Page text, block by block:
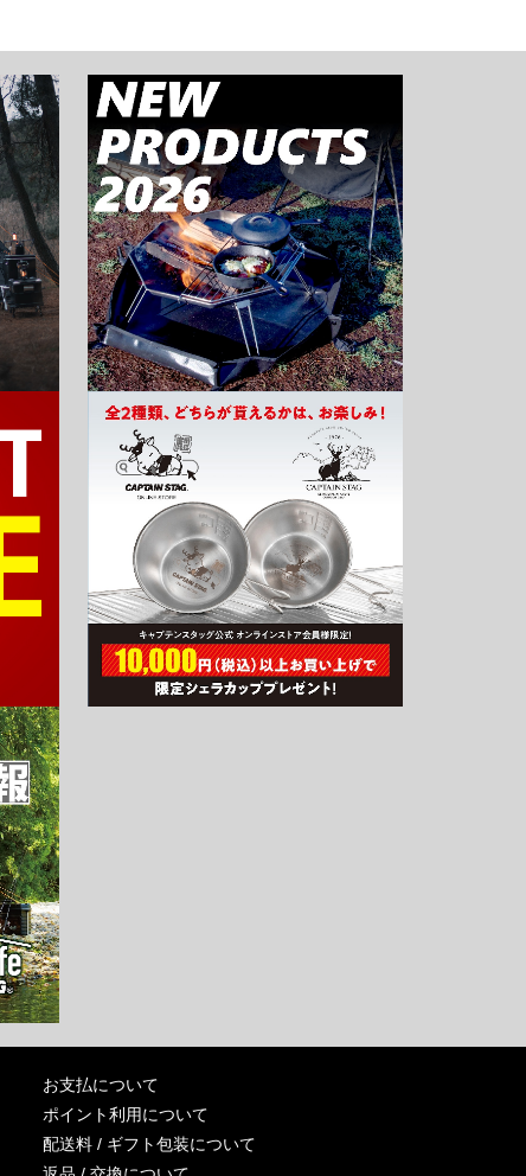
お支払について
ポイント利用について
配送料 / ギフト包装について